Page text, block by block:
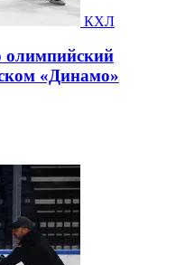
КХЛ
олимпийский
«Динамо»